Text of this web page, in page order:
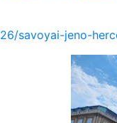
savoyai-jeno-